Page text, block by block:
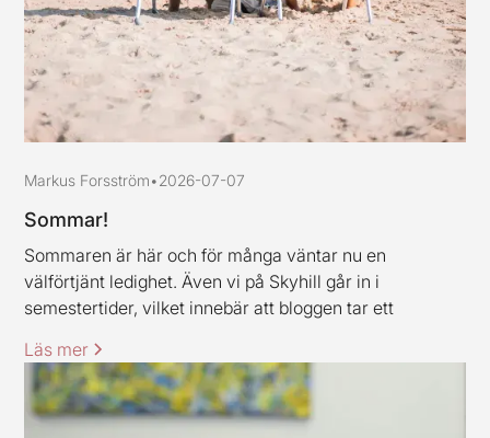
Markus Forsström•2026-07-07
Sommar!
Sommaren är här och för många väntar nu en
välförtjänt ledighet. Även vi på Skyhill går in i
semestertider, vilket innebär att bloggen tar ett
mina kollegor vill rikta ett varmt tack till alla kunder och
samarbetspartners för den här våren, stort tack för ert
förtroende.
Läs mer